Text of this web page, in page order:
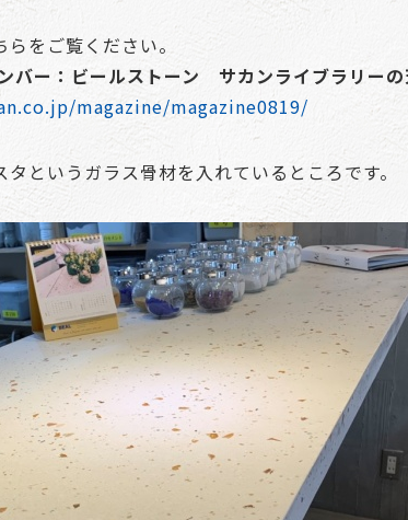
をご覧ください。
バー：ビールストーン サカンライブラリー
magazine/magazine0819/
というガラス骨材を入れているところです。